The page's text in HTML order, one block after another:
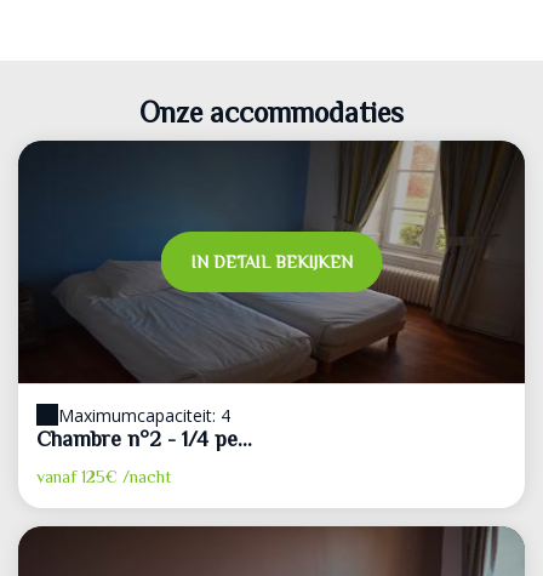
Onze accommodaties
IN DETAIL BEKIJKEN
Maximumcapaciteit: 4
Chambre n°2 - 1/4 pe...
vanaf125€ /nacht